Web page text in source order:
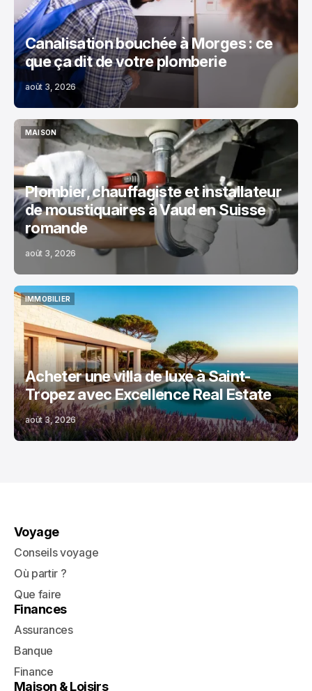
Canalisation bouchée à Morges : ce
que ça dit de votre plomberie
août 3, 2026
MAISON
MAISON
Plombier, chauffagiste et installateur
de moustiquaires à Vaud en Suisse
romande
août 3, 2026
IMMOBILIER
IMMOBILIER
Acheter une villa de luxe à Saint-
Tropez avec Excellence Real Estate
août 3, 2026
Voyage
Conseils voyage
Où partir ?
Que faire
Finances
Assurances
Banque
Finance
Maison & Loisirs